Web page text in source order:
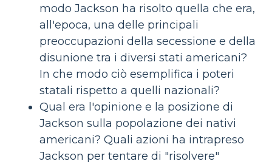
modo Jackson ha risolto quella che era,
all'epoca, una delle principali
preoccupazioni della secessione e della
disunione tra i diversi stati americani?
In che modo ciò esemplifica i poteri
statali rispetto a quelli nazionali?
Qual era l'opinione e la posizione di
Jackson sulla popolazione dei nativi
americani? Quali azioni ha intrapreso
Jackson per tentare di "risolvere"